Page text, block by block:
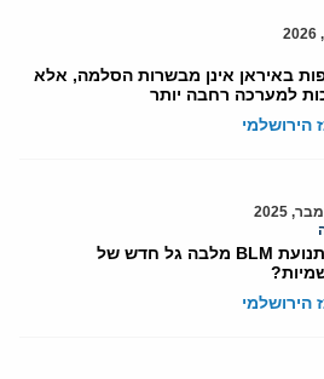
באיראן אינן מבשרות הסלמה, אלא
למערכה רחבה יותר
הירושלמי
האם תנועת BLM מלבה גל חדש של
הירושלמי